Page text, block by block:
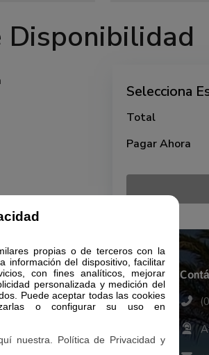
propias o de terceros con la
información del dispositivo, facilitar
con fines analíticos, mejorar
personalizada y medición del
Puede aceptar todas las cookies
o configurar su uso en
nuestra. Política de Privacidad y
Disponibilidad
Selecciona
Total
Pagar Ahora